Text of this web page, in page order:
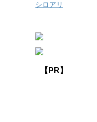
シロアリ
【PR】